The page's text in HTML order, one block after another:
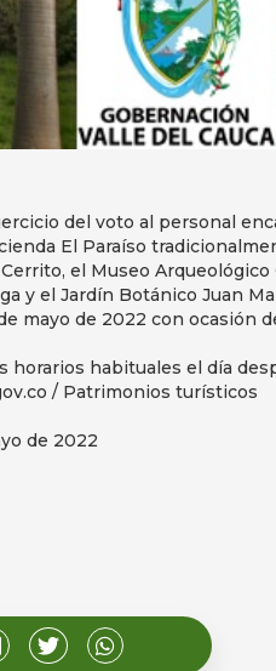
del voto al personal
El Paraíso
el Museo
y el Jardín Botánico Juan
mayo de 2022 con ocasión
horarios habituales el día
/ Patrimonios turísticos
de 2022